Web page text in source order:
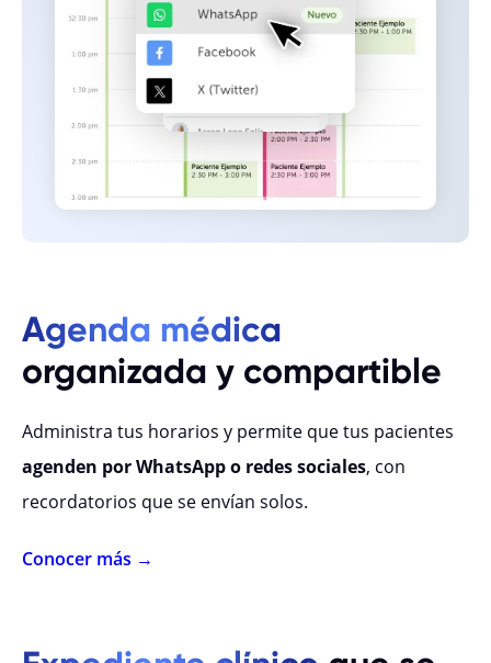
Agenda médica
organizada y compartible
Administra tus horarios y permite que tus pacientes
agenden por WhatsApp o redes sociales, con
recordatorios que se envían solos.
Conocer más →